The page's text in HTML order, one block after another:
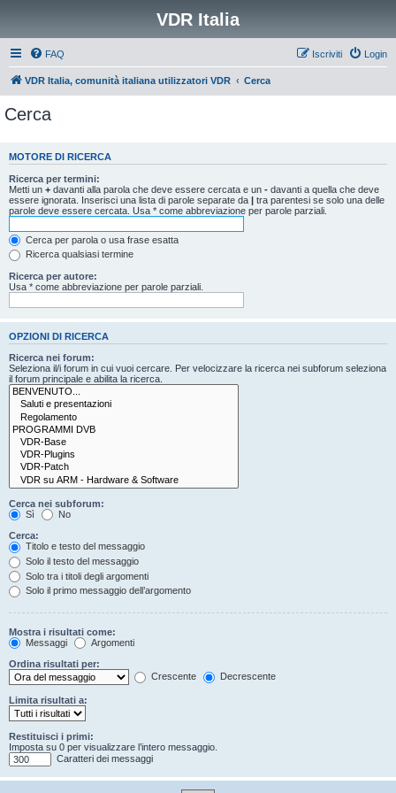
VDR Italia
FAQ Login
Iscriviti
VDR Italia, comunità italiana utilizzatori VDR Cerca
Cerca
MOTORE DI RICERCA
Ricerca per termini:
Metti un + davanti alla parola che deve essere cercata e un - davanti a quella che deve
essere ignorata. Inserisci una lista di parole separate da | tra parentesi se solo una delle
parole deve essere cercata. Usa * come abbreviazione per parole parziali.
Cerca per parola o usa frase esatta
Ricerca qualsiasi termine
Ricerca per autore:
Usa * come abbreviazione per parole parziali.
OPZIONI DI RICERCA
Ricerca nei forum:
Seleziona il/i forum in cui vuoi cercare. Per velocizzare la ricerca nei subforum seleziona
il forum principale e abilita la ricerca.
Cerca nei subforum:
Sì
No
Cerca:
Titolo e testo del messaggio
Solo il testo del messaggio
Solo tra i titoli degli argomenti
Solo il primo messaggio dell’argomento
Mostra i risultati come:
Messaggi
Argomenti
Ordina risultati per:
Crescente
Decrescente
Limita risultati a:
Restituisci i primi:
Imposta su 0 per visualizzare l’intero messaggio.
Caratteri dei messaggi